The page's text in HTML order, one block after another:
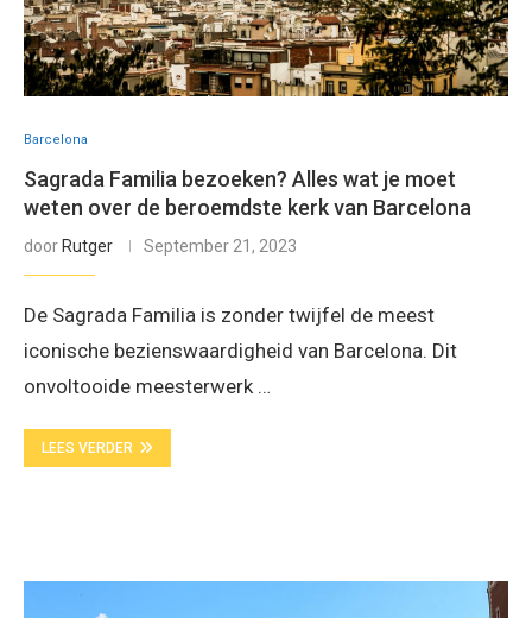
Barcelona
Sagrada Familia bezoeken? Alles wat je moet
weten over de beroemdste kerk van Barcelona
door Rutger September 21, 2023
De Sagrada Familia is zonder twijfel de meest
iconische bezienswaardigheid van Barcelona. Dit
onvoltooide meesterwerk …
LEES VERDER